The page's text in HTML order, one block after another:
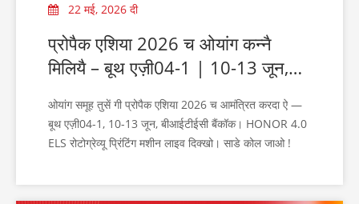
22 मई, 2026 दी
प्रोपैक एशिया 2026 च ओयांग कन्नै
मिलियै – बूथ एज़ी04-1 | 10-13 जून,
ओयांग समूह तुसें गी प्रोपैक एशिया 2026 च आमंत्रित करदा ऐ —
बूथ एज़ी04-1, 10-13 जून, बीआईटीईसी बैंकॉक। HONOR 4.0
ELS रोटोग्रेव्यू प्रिंटिंग मशीन लाइव दिक्खो। साडे कोल जाओ !